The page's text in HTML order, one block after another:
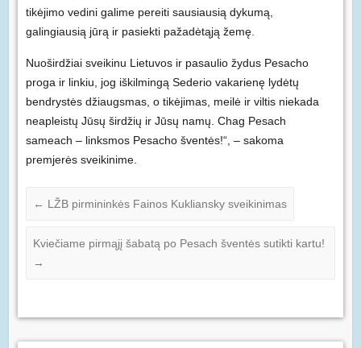
tikėjimo vedini galime pereiti sausiausią dykumą,
galingiausią jūrą ir pasiekti pažadėtąją žemę.
Nuoširdžiai sveikinu Lietuvos ir pasaulio žydus Pesacho
proga ir linkiu, jog iškilmingą Sederio vakarienę lydėtų
bendrystės džiaugsmas, o tikėjimas, meilė ir viltis niekada
neapleistų Jūsų širdžių ir Jūsų namų. Chag Pesach
sameach – linksmos Pesacho šventės!“, – sakoma
premjerės sveikinime.
← LŽB pirmininkės Fainos Kukliansky sveikinimas
Kviečiame pirmąjį šabatą po Pesach šventės sutikti kartu!
→